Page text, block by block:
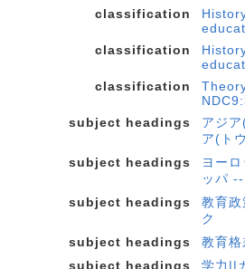
classification
classification
classification
subject headings
アジ
ア(ト
subject headings
ヨー
ッパ
subject headings
教育
ク
subject headings
教育
subject headings
学力||